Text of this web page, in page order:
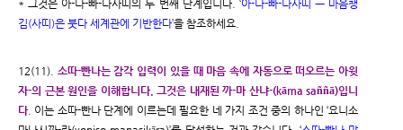
* 그것은 아-나-빠-나사띠의 두 번째 단계입니다. ‘아-나-빠-나사띠 ㅡ 마음챙
김(사띠)은 붓다 세계관에 기반한다’을 참조하세요.
12(11). 소따-빤나는 감각 입력이 있을 때 마음 속에 자동으로 떠오르는 아윗
자-의 근본 원인을 이해합니다. 그것은 내재된 까-마 산냐-(kāma saññā)입니
다. 이는 소따-빤나 단계에 이르는데 필요한 네 가지 조건 중의 하나인 ‘요니소